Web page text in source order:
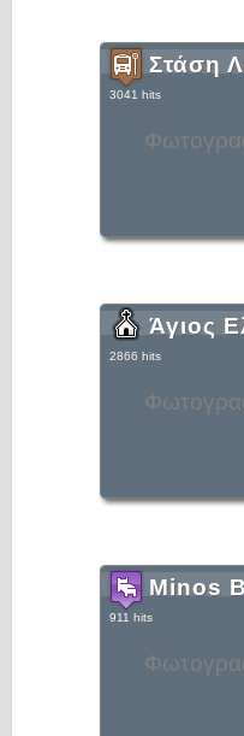
Στάση
3041 hits
Άγιος
2866 hits
Minos
911 hits